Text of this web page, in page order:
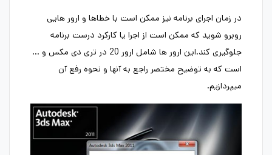
در زمان اجرای برنامه نیز ممکن است با خطاها و ارور هایی
روبرو شوید که ممکن است از اجرا یا کارکرد درست برنامه
جلوگیری کند.این ارور ها شامل ارور 20 در تری دی مکس و …
است که به توضیح مختصر راجع به آنها و نحوه رفع آن
میپردازیم.